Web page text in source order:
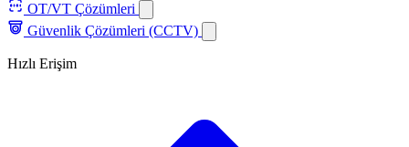
OT/VT Çözümleri
Güvenlik Çözümleri (CCTV)
Hızlı Erişim